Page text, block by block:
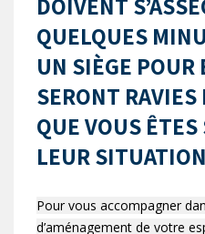
QUELQUES
UN SIÈGE POUR
SERONT RAVIES
QUE VOUS
LEUR
Pour vous accompagner
d’aménagement de votre